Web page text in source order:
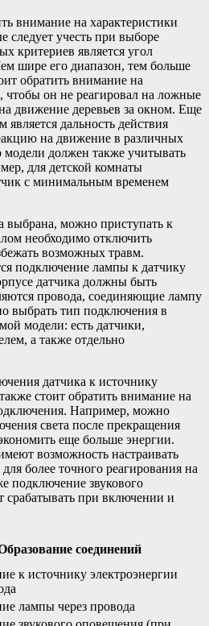
внимание на характеристики
следует учесть при выборе
критериев является угол
шире его диапазон, тем больше
обратить внимание на
чтобы он не реагировал на ложные
движение деревьев за окном. Еще
дальность действия
на движение в различных
должен также учитывать
для детской комнаты
с минимальным временем
выбрана, можно приступать к
необходимо отключить
возможных травм.
подключение лампы к датчику
датчика должны быть
провода, соединяющие лампу
выбрать тип подключения в
модели: есть датчики,
а также отдельно
датчика к источнику
стоит обратить внимание на
Например, можно
света после прекращения
еще больше энергии.
возможность настраивать
более точного реагирования на
подключение звукового
срабатывать при включении и
соединений
к источнику электроэнергии
лампы через провода